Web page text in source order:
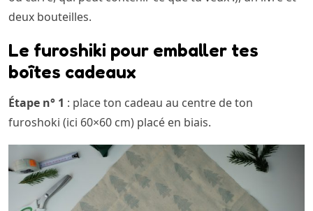
deux bouteilles.
Le furoshiki pour emballer tes
boîtes cadeaux
Étape n° 1 : place ton cadeau au centre de ton
furoshoki (ici 60×60 cm) placé en biais.